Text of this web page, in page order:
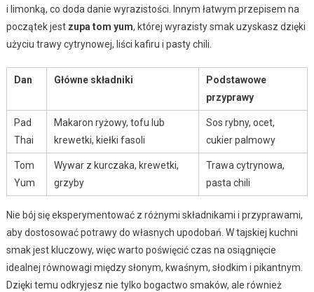
i limonką, co doda danie wyrazistości. Innym łatwym przepisem na
początek jest zupa tom yum, której wyrazisty smak uzyskasz dzięki
użyciu trawy cytrynowej, liści kafiru i pasty chili.
Dan Główne składniki
Podstawowe
przyprawy
Pad
Thai
Makaron ryżowy, tofu lub
krewetki, kiełki fasoli
Sos rybny, ocet,
cukier palmowy
Tom
Yum
Wywar z kurczaka, krewetki,
grzyby
Trawa cytrynowa,
pasta chili
Nie bój się eksperymentować z różnymi składnikami i przyprawami,
aby dostosować potrawy do własnych upodobań. W tajskiej kuchni
smak jest kluczowy, więc warto poświęcić czas na osiągnięcie
idealnej równowagi między słonym, kwaśnym, słodkim i pikantnym.
Dzięki temu odkryjesz nie tylko bogactwo smaków, ale również